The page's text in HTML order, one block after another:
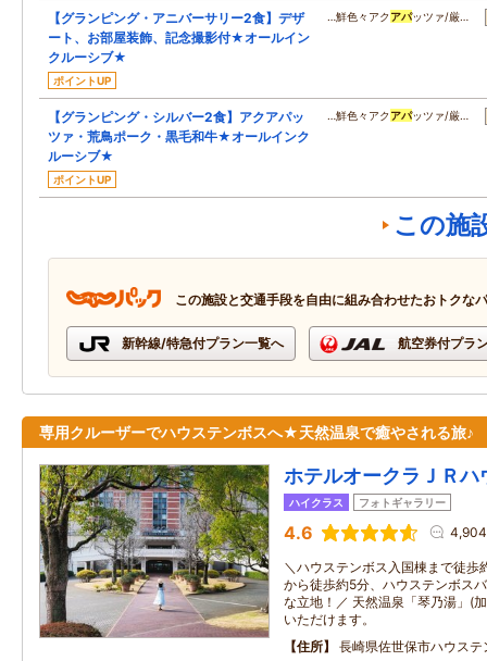
【グランピング・アニバーサリー2食】デザ
ート、お部屋装飾、記念撮影付★オールイン
クルーシブ★
ポイントUP
…鮮色々アクアパッツァ/厳…
【グランピング・シルバー2食】アクアパッ
ツァ・荒鳥ポーク・黒毛和牛★オールインク
ルーシブ★
ポイントUP
…鮮色々アクアパッツァ/厳…
この施
この施設と交通手段を自由に組み合わせたおトクな
新幹線/特急付プラン一覧へ 航空券付プラ
専用クルーザーでハウステンボスへ★天然温泉で癒やされる旅♪
ホテルオークラＪＲハ
ハイクラス フォトギャラリー
4.6
＼ハウステンボス入国棟まで徒歩
から徒歩約5分、ハウステンボス
な立地！／ 天然温泉「琴乃湯」(
いただけます。
住所
長崎県佐世保市ハウス